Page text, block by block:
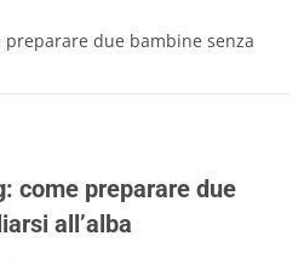
due bambine senza
come preparare due
all’alba